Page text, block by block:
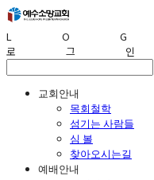
로그
교회안내
목회철학
섬기는 사람들
심 볼
찾아오시는길
예배안내